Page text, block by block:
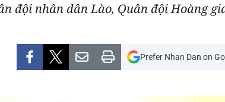
đội nhân dân Lào, Quân đội Hoàng
Prefer Nhan Dan on